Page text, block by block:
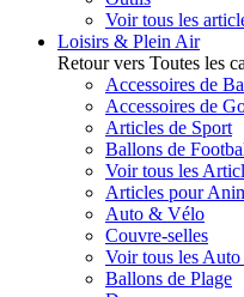
Voir tous les
Loisirs & Plein Air
Retour vers Toutes les
Accessoires de
Accessoires de
Articles de Sport
Ballons de
Voir tous les
Articles pour
Auto & Vélo
Couvre-selles
Voir tous les
Ballons de Plage